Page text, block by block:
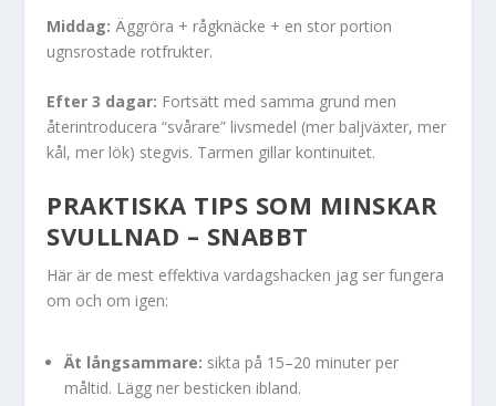
Middag: Äggröra + rågknäcke + en stor portion
ugnsrostade rotfrukter.
Efter 3 dagar: Fortsätt med samma grund men
återintroducera “svårare” livsmedel (mer baljväxter, mer
kål, mer lök) stegvis. Tarmen gillar kontinuitet.
PRAKTISKA TIPS SOM MINSKAR
SVULLNAD – SNABBT
Här är de mest effektiva vardagshacken jag ser fungera
om och om igen:
Ät långsammare: sikta på 15–20 minuter per
måltid. Lägg ner besticken ibland.